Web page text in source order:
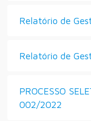
Relatório de
Relatório de
PROCESSO
002/2022